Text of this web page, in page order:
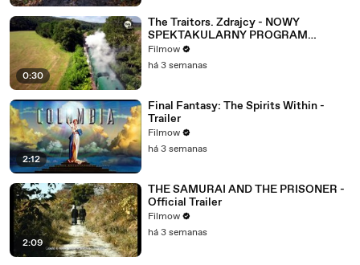
0:30
The Traitors. Zdrajcy - NOWY
SPEKTAKULARNY PROGRAM
WKRÓTCE W TVN! 🔥
Filmow
há 3 semanas
2:12
Final Fantasy: The Spirits Within -
Trailer
Filmow
há 3 semanas
2:09
THE SAMURAI AND THE PRISONER -
Official Trailer
Filmow
há 3 semanas